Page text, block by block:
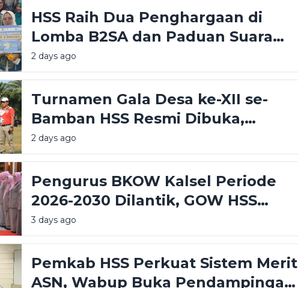
HSS Raih Dua Penghargaan di
Lomba B2SA dan Paduan Suara
Mars PKK Kalsel 2026
2 days ago
Turnamen Gala Desa ke-XII se-
Bamban HSS Resmi Dibuka,
Wabup Dorong Sportivitas dan
Potensi Desa
2 days ago
Pengurus BKOW Kalsel Periode
2026-2030 Dilantik, GOW HSS
Dorong Sinergi Pemberdayaan
Perempuan
3 days ago
Pemkab HSS Perkuat Sistem Merit
ASN, Wabup Buka Pendampingan